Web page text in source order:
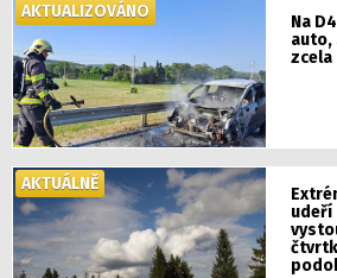
Na
auto,
zcela
AKTUALIZOVÁNO
udeří
AKTUÁLNĚ